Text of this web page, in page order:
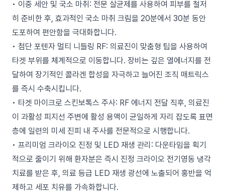
• 이중 세안 및 국소 마취: 전문 살균제를 사용하여 피부를 철저
히 준비한 후, 효과적인 국소 마취 크림을 20분에서 30분 동안
도포하여 편안함을 극대화합니다.
• 첨단 포텐자 멀티 니들링 RF: 의료진이 맞춤형 팁을 사용하여
타겟 부위를 체계적으로 이동합니다. 장비는 깊은 열에너지를 전
달하여 장기적인 콜라겐 합성을 자극하고 늘어진 조직 매트릭스
를 즉시 수축시킵니다.
• 타겟 마이크로 스킨보톡스 주사: RF 에너지 전달 직후, 의료진
이 과활성 피지선 주변에 활성 용액이 균일하게 자리 잡도록 표면
층에 일련의 미세 진피 내 주사를 전문적으로 시행합니다.
• 프리미엄 크라이오 진정 및 LED 재생 관리: 다운타임을 획기
적으로 줄이기 위해 환자분은 즉시 진정 크라이오 전기영동 냉각
치료를 받은 후, 의료 등급 LED 재생 광선에 노출되어 홍반을 억
제하고 세포 치유를 가속화합니다.